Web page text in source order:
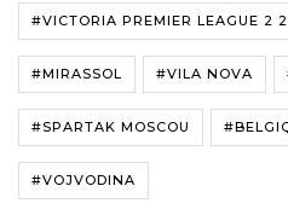
#VICTORIA PREMIER LEAGUE 2
#MIRASSOL #VILA NOVA
#SPARTAK MOSCOU
#VOJVODINA